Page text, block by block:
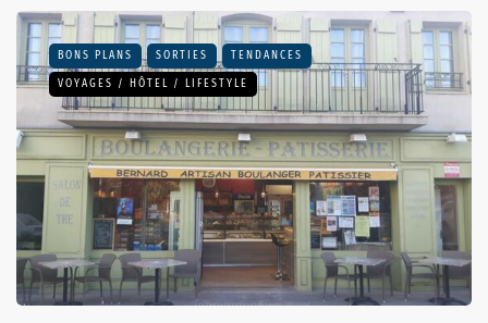
BONS PLANS SORTIES TENDANCES
VOYAGES / HÔTEL / LIFESTYLE